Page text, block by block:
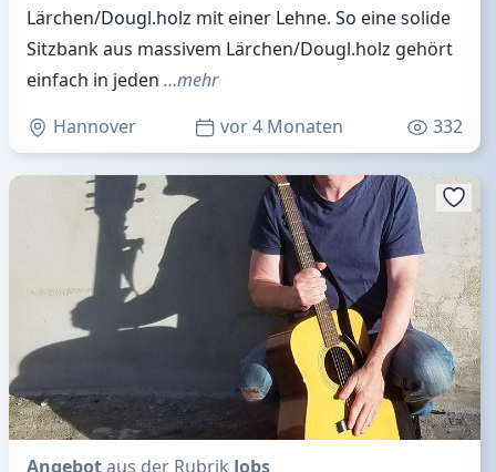
Lärchen/Dougl.holz mit einer Lehne. So eine solide
Sitzbank aus massivem Lärchen/Dougl.holz gehört
einfach in jeden …mehr
Hannover
vor 4 Monaten 332
Angebotaus der Rubrik Jobs